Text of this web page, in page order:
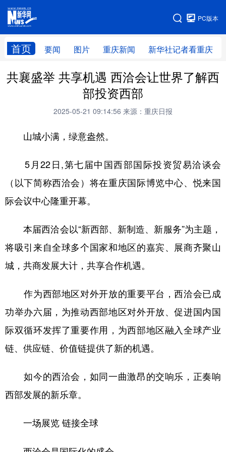
PC版本
首页 要闻 图片 重庆新闻 新华社记者看重庆
网站地图
共襄盛举 共享机遇 西洽会让世界了解西
部投资西部
2025-05-21 09:14:56 来源：重庆日报
山城小满，绿意盎然。
5月22日,第七届中国西部国际投资贸易洽谈会
（以下简称西洽会）将在重庆国际博览中心、悦来国
际会议中心隆重开幕。
本届西洽会以“新西部、新制造、新服务”为主题，
将吸引来自全球多个国家和地区的嘉宾、展商齐聚山
城，共商发展大计，共享合作机遇。
作为西部地区对外开放的重要平台，西洽会已成
功举办六届，为推动西部地区对外开放、促进国内国
际双循环发挥了重要作用，为西部地区融入全球产业
链、供应链、价值链提供了新的机遇。
如今的西洽会，如同一曲激昂的交响乐，正奏响
西部发展的新乐章。
一场展览 链接全球